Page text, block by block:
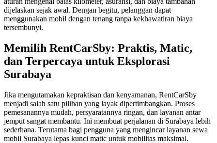
dijelaskan sejak awal. Dengan begitu, pelanggan dapat
menggunakan mobil dengan tenang tanpa kekhawatiran biaya
tersembunyi.
Memilih RentCarSby: Praktis, Matic,
dan Terpercaya untuk Eksplorasi
Surabaya
Jika mengutamakan kepraktisan dan kenyamanan, RentCarSby
menjadi salah satu pilihan yang layak dipertimbangkan. Proses
pemesanannya mudah, persyaratannya ringan, dan layanan antar
jemput sangat membantu. Ini membuat perjalanan di Surabaya lebih
sederhana. Terutama bagi pengguna yang mengincar layanan sewa
mobil Surabaya lepas kunci matic untuk mobilitas maksimal.